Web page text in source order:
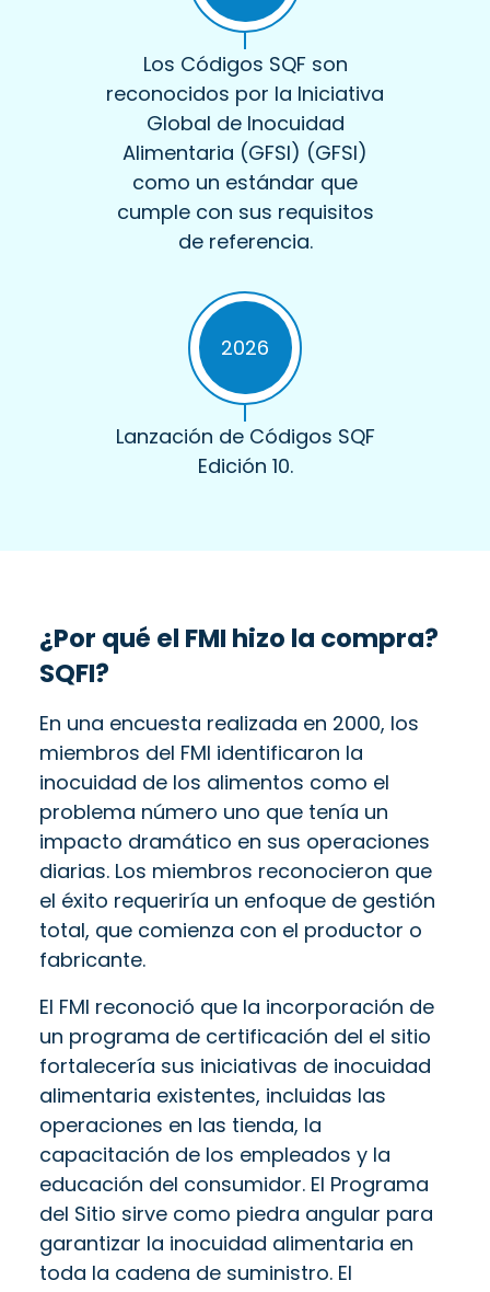
Los Códigos SQF son
reconocidos por la Iniciativa
Global de Inocuidad
Alimentaria (GFSI) (GFSI)
como un estándar que
cumple con sus requisitos
de referencia.
2026
Lanzación de Códigos SQF
Edición 10.
¿Por qué el FMI hizo la compra?
SQFI?
En una encuesta realizada en 2000, los
miembros del FMI identificaron la
inocuidad de los alimentos como el
problema número uno que tenía un
impacto dramático en sus operaciones
diarias. Los miembros reconocieron que
el éxito requeriría un enfoque de gestión
total, que comienza con el productor o
fabricante.
El FMI reconoció que la incorporación de
un programa de certificación del el sitio
fortalecería sus iniciativas de inocuidad
alimentaria existentes, incluidas las
operaciones en las tienda, la
capacitación de los empleados y la
educación del consumidor. El Programa
del Sitio sirve como piedra angular para
garantizar la inocuidad alimentaria en
toda la cadena de suministro. El